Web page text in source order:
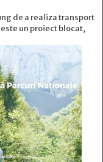
de a realiza transport
un proiect blocat,